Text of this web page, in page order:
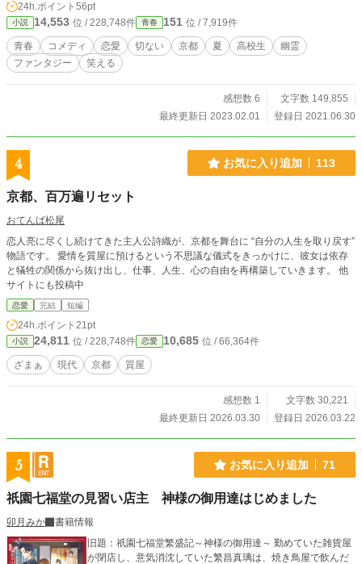
恋心と復讐心。 人間として生きるドッペルゲンガーが抱え
る、衝撃の真実。 ノリと勢いだけで生きる馬鹿達の、眩い
青春の日々。 これは、様々な要素が交錯する夏の京都で起き
た、笑いあり涙ありの青春復讐劇。 【第12回ドリーム小説大
賞にて、大賞を頂きました。また、エブリスタ・ノベルアッ
24h.ポイント 56pt
小説 14,553 位 / 228,748件 青春 151 位 / 7,919件
青春 コメディ 恋愛 切ない 京都 夏 高校生
幽霊
ファンタジー
笑える
感想数 6
文字数 149,855
最終更新日 2023.02.01
登録日 2021.06.30
4 お気に入り追加 113
京都、百万遍リセット
おてんば松尾
恋人亮に尽くし続けてきた主人公詩織が、京都を舞台に “自分の人生を取り戻す”
物語です。 愛情を質屋に預けるという不思議な儀式をきっかけに、彼女は依存
と犠牲の関係から抜け出し、仕事、人生、心の自由を再構築していきます。 他
サイトにも投稿中
恋愛 完結 短編
24h.ポイント 21pt
小説 24,811 位 / 228,748件 恋愛 10,685 位 / 66,364件
ざまぁ 現代 京都 質屋
感想数 1
文字数 30,221
最終更新日 2026.03.30
登録日 2026.03.22
5 お気に入り追加 71
祇園七福堂の見習い店主 神様の御用達はじめました
卯月みか
書籍情報
旧題：祇園七福堂繁盛記～神様の御用達～ 勤めていた雑貨屋
が閉店し、意気消沈していた繁昌真璃は、焼き鳥屋で飲んだ